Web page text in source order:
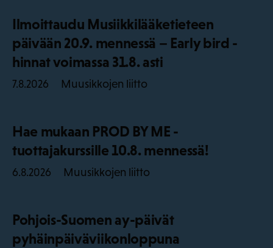
Ilmoittaudu Musiikkilääketieteen
päivään 20.9. mennessä – Early bird -
hinnat voimassa 31.8. asti
7.8.2026 Muusikkojen liitto
Hae mukaan PROD BY ME -
tuottajakurssille 10.8. mennessä!
6.8.2026 Muusikkojen liitto
Pohjois-Suomen ay-päivät
pyhäinpäiväviikonloppuna